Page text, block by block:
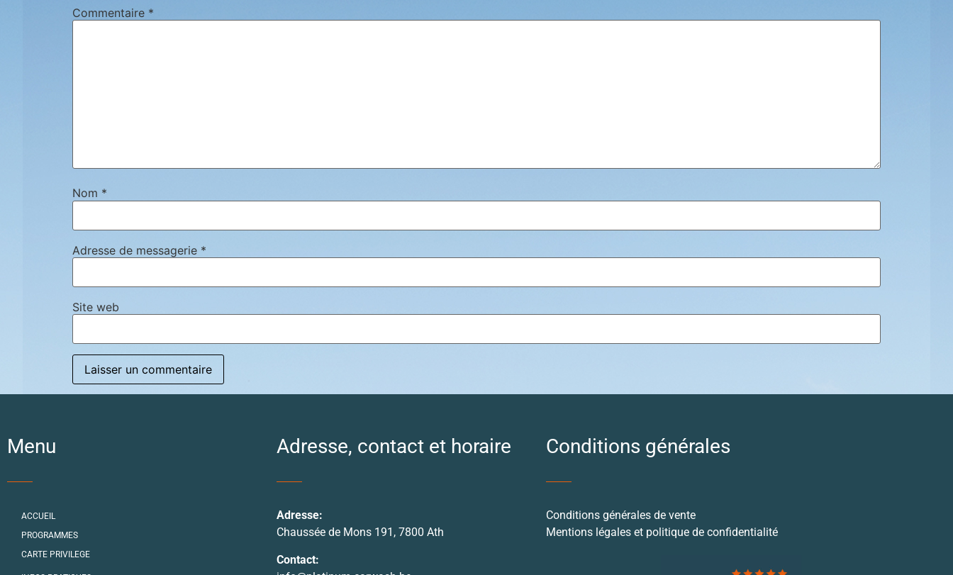
Commentaire *
Nom *
Adresse de messagerie *
Site web
Menu
ACCUEIL
PROGRAMMES
CARTE PRIVILEGE
Adresse, contact et horaire
Adresse:
Chaussée de Mons 191, 7800 Ath
Contact:
Conditions générales
Conditions générales de vente
Mentions légales et politique de confidentialité